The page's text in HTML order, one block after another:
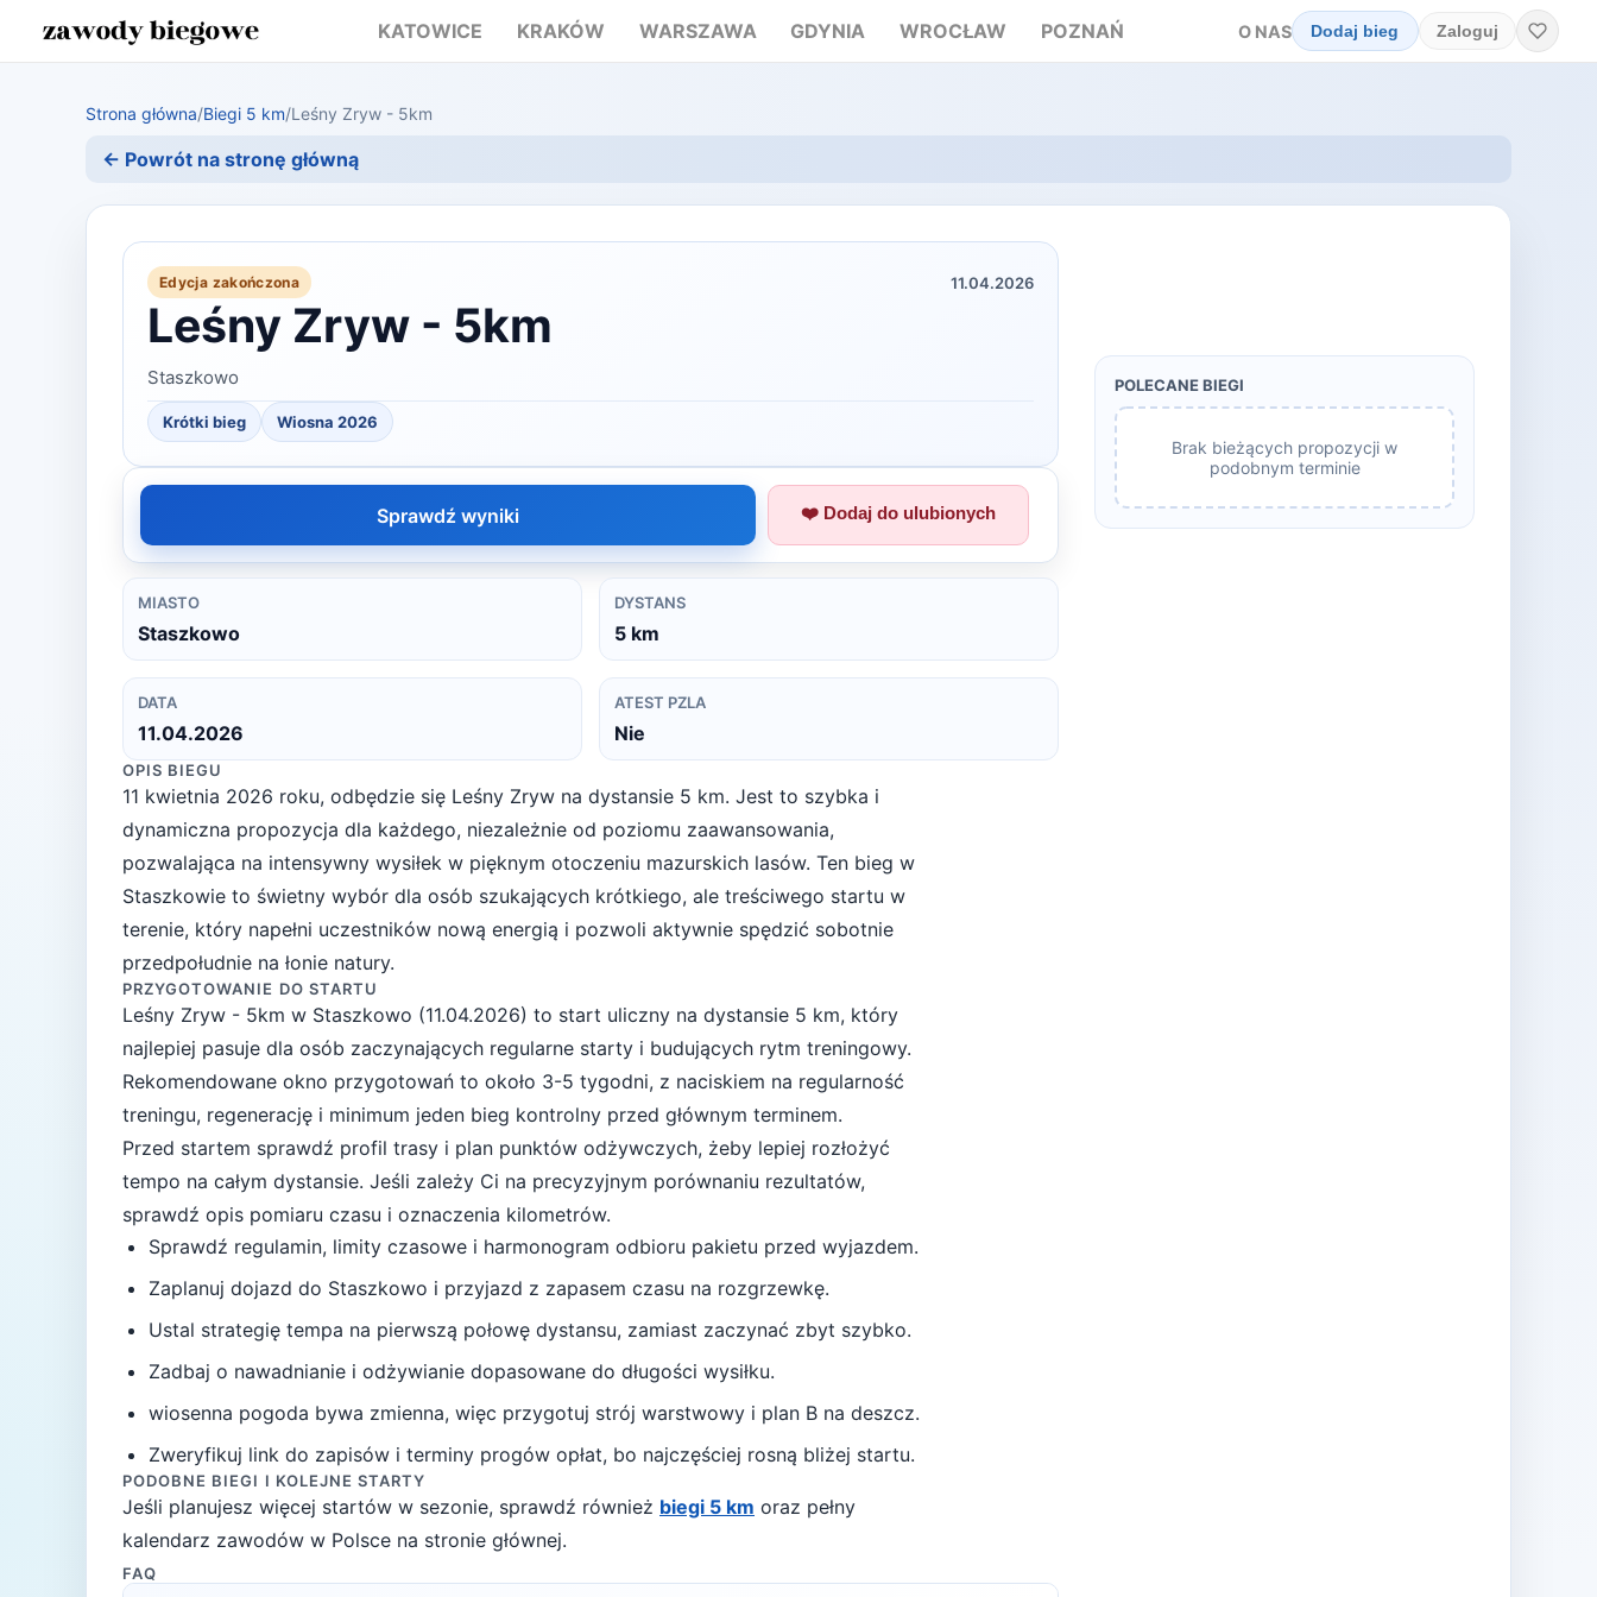
KATOWICE KRAKÓW WARSZAWA GDYNIA WROCŁAW POZNAŃ O NAS Dodaj bieg Zaloguj
Strona główna/Biegi 5 km/Leśny Zryw - 5km
← Powrót na stronę główną
Edycja zakończona 11.04.2026
Leśny Zryw - 5km
Staszkowo
Krótki bieg Wiosna 2026
Sprawdź wyniki ❤️ Dodaj do ulubionych
MIASTO
Staszkowo
DYSTANS
5 km
DATA
11.04.2026
ATEST PZLA
Nie
OPIS BIEGU
11 kwietnia 2026 roku, odbędzie się Leśny Zryw na dystansie 5 km. Jest to szybka i
dynamiczna propozycja dla każdego, niezależnie od poziomu zaawansowania,
pozwalająca na intensywny wysiłek w pięknym otoczeniu mazurskich lasów. Ten bieg w
Staszkowie to świetny wybór dla osób szukających krótkiego, ale treściwego startu w
terenie, który napełni uczestników nową energią i pozwoli aktywnie spędzić sobotnie
przedpołudnie na łonie natury.
PRZYGOTOWANIE DO STARTU
Leśny Zryw - 5km w Staszkowo (11.04.2026) to start uliczny na dystansie 5 km, który
najlepiej pasuje dla osób zaczynających regularne starty i budujących rytm treningowy.
Rekomendowane okno przygotowań to około 3-5 tygodni, z naciskiem na regularność
treningu, regenerację i minimum jeden bieg kontrolny przed głównym terminem.
Przed startem sprawdź profil trasy i plan punktów odżywczych, żeby lepiej rozłożyć
tempo na całym dystansie. Jeśli zależy Ci na precyzyjnym porównaniu rezultatów,
sprawdź opis pomiaru czasu i oznaczenia kilometrów.
Sprawdź regulamin, limity czasowe i harmonogram odbioru pakietu przed wyjazdem.
Zaplanuj dojazd do Staszkowo i przyjazd z zapasem czasu na rozgrzewkę.
Ustal strategię tempa na pierwszą połowę dystansu, zamiast zaczynać zbyt szybko.
Zadbaj o nawadnianie i odżywianie dopasowane do długości wysiłku.
wiosenna pogoda bywa zmienna, więc przygotuj strój warstwowy i plan B na deszcz.
Zweryfikuj link do zapisów i terminy progów opłat, bo najczęściej rosną bliżej startu.
PODOBNE BIEGI I KOLEJNE STARTY
Jeśli planujesz więcej startów w sezonie, sprawdź również biegi 5 km oraz pełny
kalendarz zawodów w Polsce na stronie głównej.
FAQ
POLECANE BIEGI
Brak bieżących propozycji w
podobnym terminie